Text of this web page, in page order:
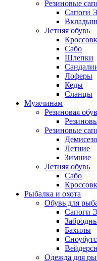
Резиновые
Cапоги
Летняя обувь
Сабо
Шлепки
Лоферы
Кеды
Сланцы
Мужчинам
Резиновая
Резиновые
Летние
Зимние
Летняя обувь
Сабо
Рыбалка и охота
Обувь для
Сапоги
Бахилы
Одежда для